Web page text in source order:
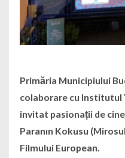
Primăria Municipiului
colaborare cu Institutul
invitat pasionații de
Paranın Kokusu
Filmului European.